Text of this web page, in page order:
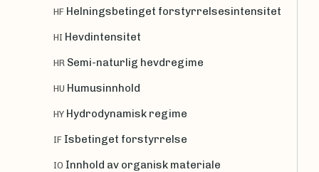
HF Helningsbetinget forstyrrelsesintensitet
HI Hevdintensitet
HR Semi-naturlig hevdregime
HU Humusinnhold
HY Hydrodynamisk regime
IF Isbetinget forstyrrelse
IO Innhold av organisk materiale